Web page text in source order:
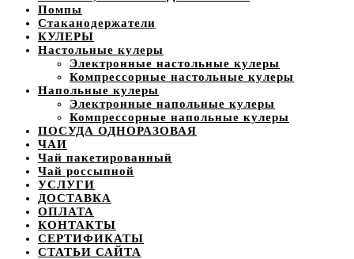
Помпы
Стаканодержатели
КУЛЕРЫ
Настольные кулеры
Электронные настольные кулеры
Компрессорные настольные кулеры
Напольные кулеры
Электронные напольные кулеры
Компрессорные напольные кулеры
ПОСУДА ОДНОРАЗОВАЯ
ЧАИ
Чай пакетированный
Чай россыпной
УСЛУГИ
ДОСТАВКА
ОПЛАТА
КОНТАКТЫ
СЕРТИФИКАТЫ
СТАТЬИ САЙТА